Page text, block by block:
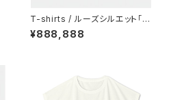
T-shirts / ルーズシルエット「双
子の花のマリア【立像】」
¥888,888